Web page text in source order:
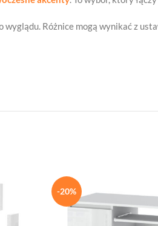
Różnice mogą wynikać z
-20%